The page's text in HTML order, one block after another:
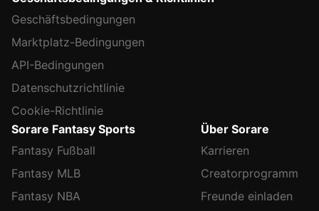
Geschäftsbedingungen
Marktplatz-Bedingungen
API-Bedingungen
Datenschutzrichtlinie
Cookie-Richtlinie
Sorare Fantasy Sports
Fantasy Fußball
Fantasy MLB
Fantasy NBA
Über Sorare
Karrieren
Creatorprogramm
Freunde einladen